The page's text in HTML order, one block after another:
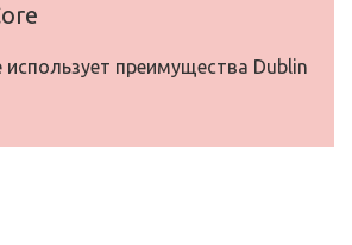
преимущества Dublin